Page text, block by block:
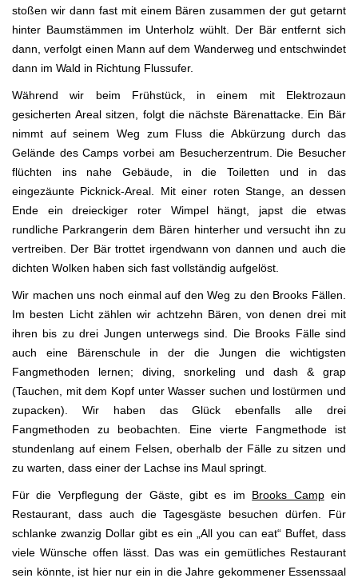
stoßen wir dann fast mit einem Bären zusammen der gut getarnt
hinter Baumstämmen im Unterholz wühlt. Der Bär entfernt sich
dann, verfolgt einen Mann auf dem Wanderweg und entschwindet
dann im Wald in Richtung Flussufer.
Während wir beim Frühstück, in einem mit Elektrozaun
gesicherten Areal sitzen, folgt die nächste Bärenattacke. Ein Bär
nimmt auf seinem Weg zum Fluss die Abkürzung durch das
Gelände des Camps vorbei am Besucherzentrum. Die Besucher
flüchten ins nahe Gebäude, in die Toiletten und in das
eingezäunte Picknick-Areal. Mit einer roten Stange, an dessen
Ende ein dreieckiger roter Wimpel hängt, japst die etwas
rundliche Parkrangerin dem Bären hinterher und versucht ihn zu
vertreiben. Der Bär trottet irgendwann von dannen und auch die
dichten Wolken haben sich fast vollständig aufgelöst.
Wir machen uns noch einmal auf den Weg zu den Brooks Fällen.
Im besten Licht zählen wir achtzehn Bären, von denen drei mit
ihren bis zu drei Jungen unterwegs sind. Die Brooks Fälle sind
auch eine Bärenschule in der die Jungen die wichtigsten
Fangmethoden lernen; diving, snorkeling und dash & grap
(Tauchen, mit dem Kopf unter Wasser suchen und lostürmen und
zupacken). Wir haben das Glück ebenfalls alle drei
Fangmethoden zu beobachten. Eine vierte Fangmethode ist
stundenlang auf einem Felsen, oberhalb der Fälle zu sitzen und
zu warten, dass einer der Lachse ins Maul springt.
Für die Verpflegung der Gäste, gibt es im Brooks Campein
Restaurant, dass auch die Tagesgäste besuchen dürfen. Für
schlanke zwanzig Dollar gibt es ein „All you can eat“ Buffet, dass
viele Wünsche offen lässt. Das was ein gemütliches Restaurant
sein könnte, ist hier nur ein in die Jahre gekommener Essenssaal